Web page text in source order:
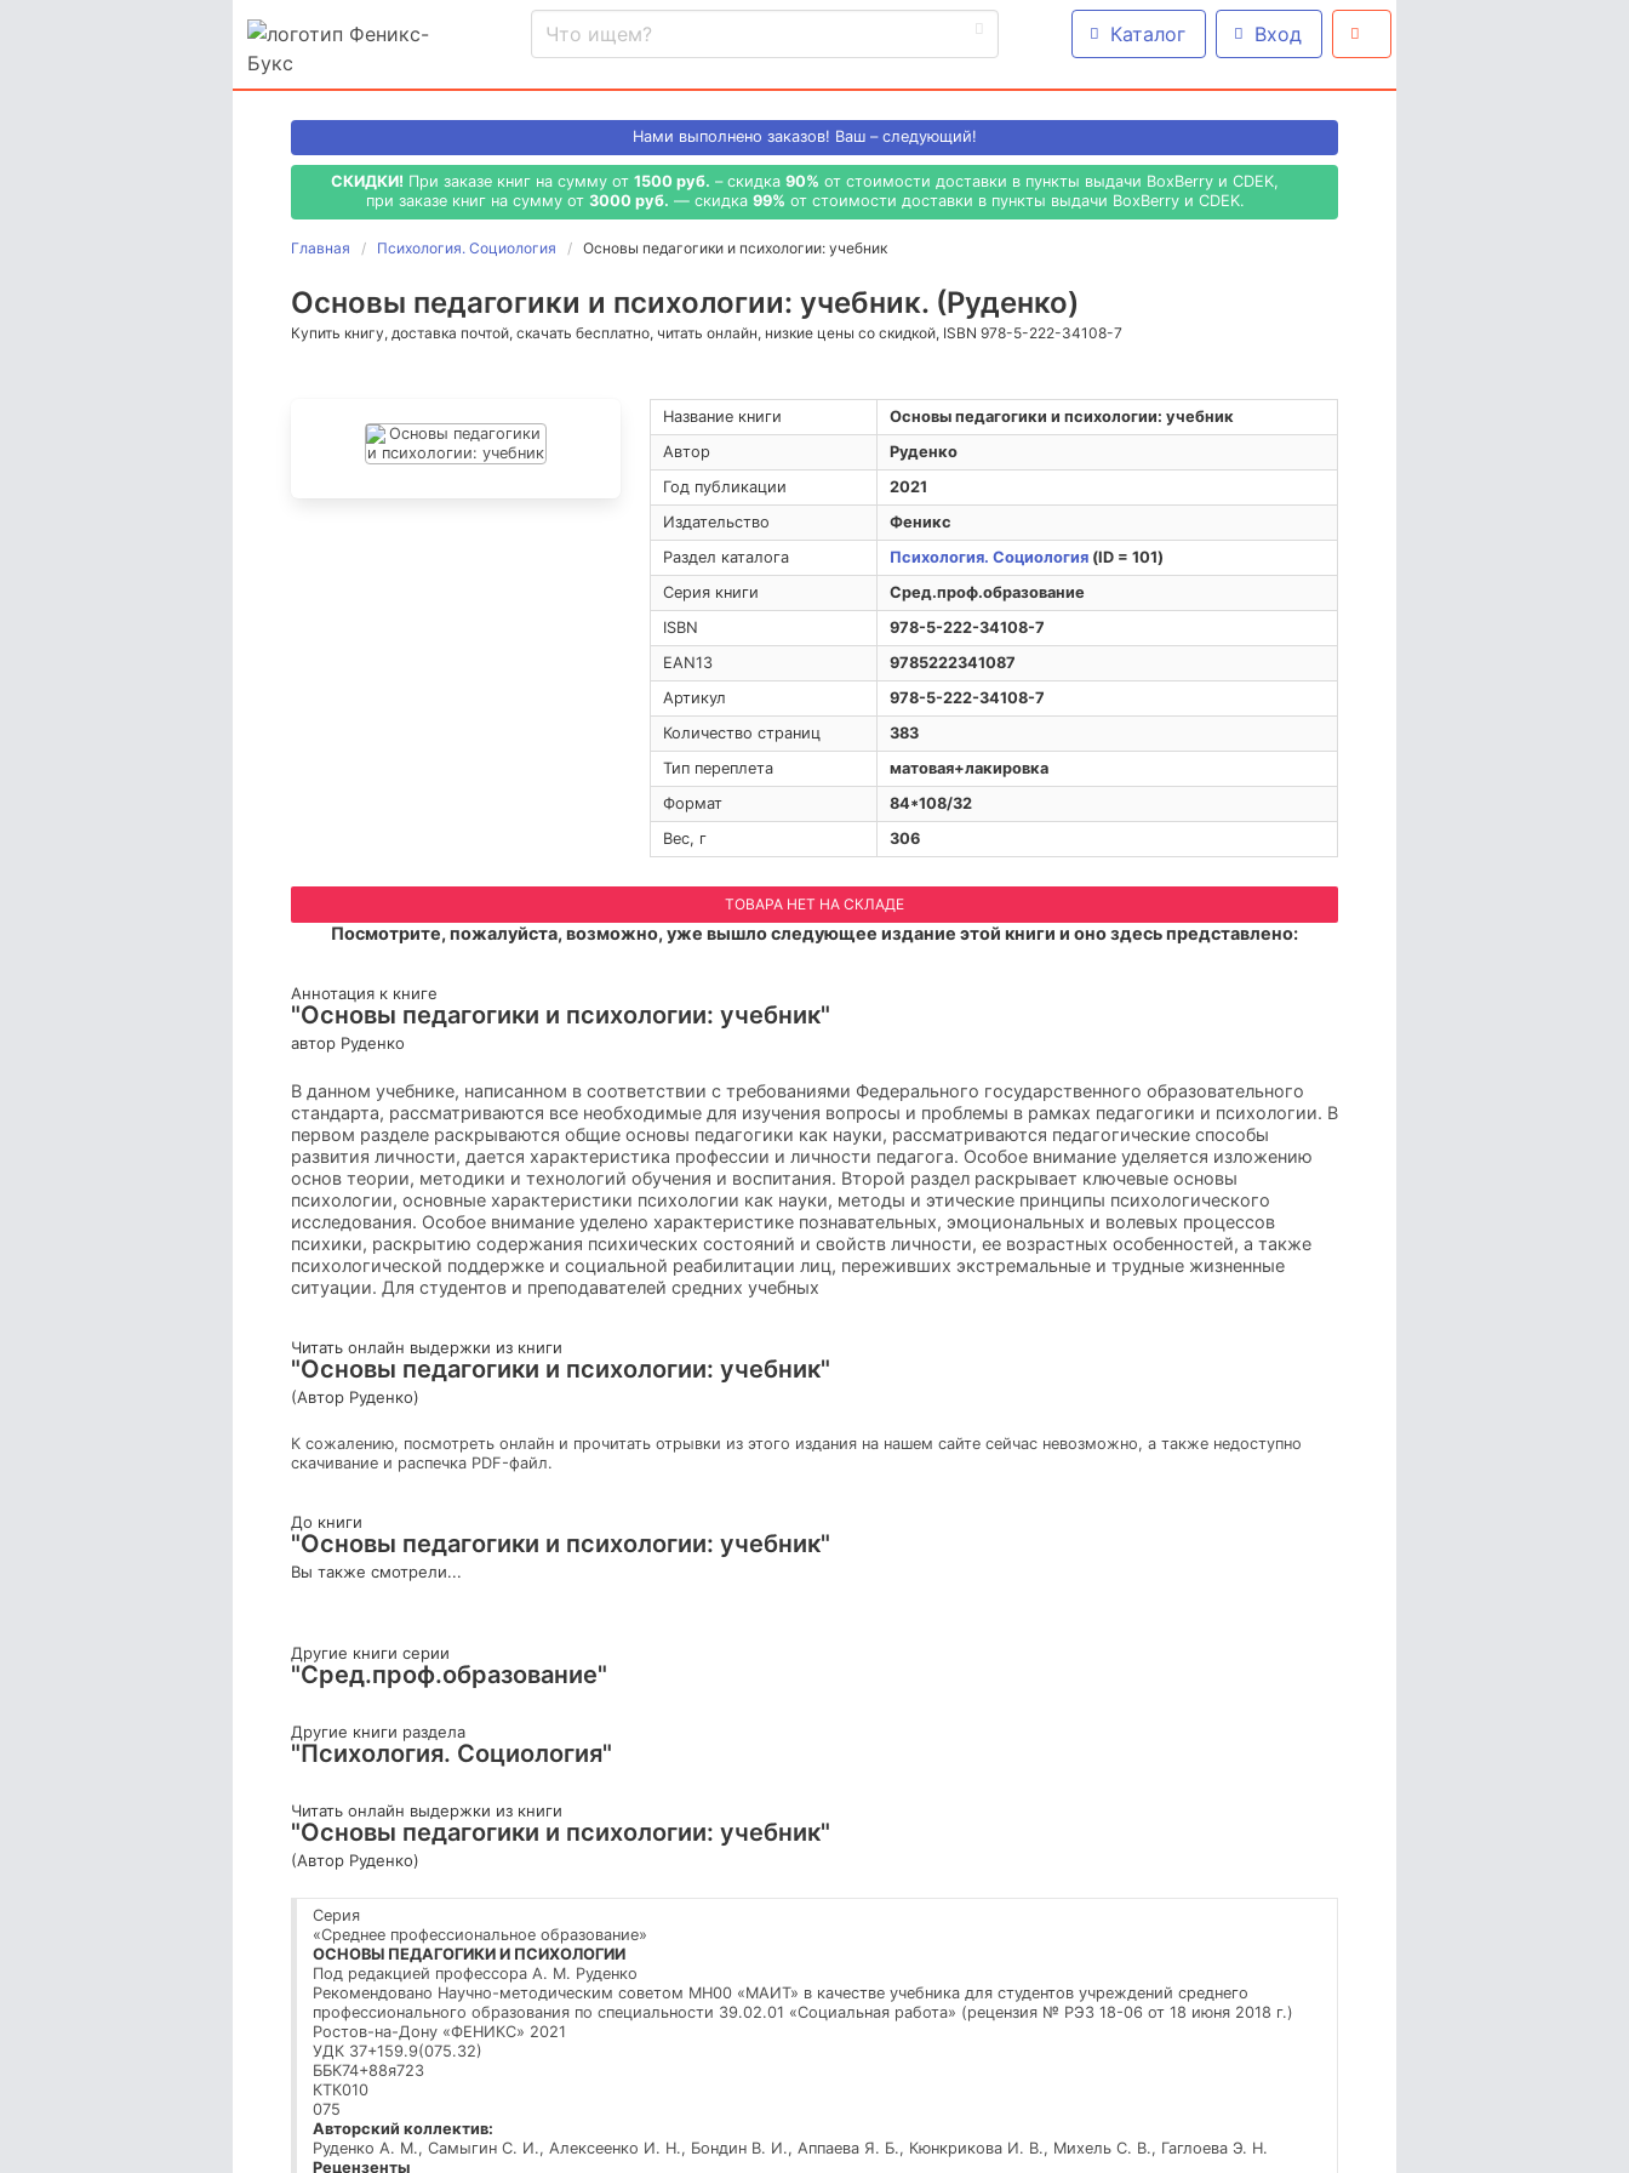
Каталог Вход
Нами выполнено заказов! Ваш – следующий!
СКИДКИ! При заказе книг на сумму от 1500 руб. – скидка 90% от стоимости доставки в пункты выдачи BoxBerry и CDEK,
при заказе книг на сумму от 3000 руб. — скидка 99% от стоимости доставки в пункты выдачи BoxBerry и CDEK.
Главная Психология. Социология Основы педагогики и психологии: учебник
Основы педагогики и психологии: учебник. (Руденко)
Купить книгу, доставка почтой, скачать бесплатно, читать онлайн, низкие цены со скидкой, ISBN 978-5-222-34108-7
Название книги
Основы педагогики и психологии: учебник
Автор
Руденко
Год публикации
2021
Издательство
Феникс
Раздел каталога
Психология. Социология(ID = 101)
Серия книги
Сред.проф.образование
ISBN
978-5-222-34108-7
EAN13
9785222341087
Артикул
978-5-222-34108-7
Количество страниц
383
Тип переплета
матовая+лакировка
Формат
84*108/32
Вес, г
306
ТОВАРА НЕТ НА СКЛАДЕ
Посмотрите, пожалуйста, возможно, уже вышло следующее издание этой книги и оно здесь представлено:
Аннотация к книге
"Основы педагогики и психологии: учебник"
автор Руденко
В данном учебнике, написанном в соответствии с требованиями Федерального государственного образовательного
стандарта, рассматриваются все необходимые для изучения вопросы и проблемы в рамках педагогики и психологии. В
первом разделе раскрываются общие основы педагогики как науки, рассматриваются педагогические способы
развития личности, дается характеристика профессии и личности педагога. Особое внимание уделяется изложению
основ теории, методики и технологий обучения и воспитания. Второй раздел раскрывает ключевые основы
психологии, основные характеристики психологии как науки, методы и этические принципы психологического
исследования. Особое внимание уделено характеристике познавательных, эмоциональных и волевых процессов
психики, раскрытию содержания психических состояний и свойств личности, ее возрастных особенностей, а также
психологической поддержке и социальной реабилитации лиц, переживших экстремальные и трудные жизненные
ситуации. Для студентов и преподавателей средних учебных
Читать онлайн выдержки из книги
"Основы педагогики и психологии: учебник"
(Автор Руденко)
К сожалению, посмотреть онлайн и прочитать отрывки из этого издания на нашем сайте сейчас невозможно, а также недоступно
скачивание и распечка PDF-файл.
До книги
"Основы педагогики и психологии: учебник"
Вы также смотрели...
Другие книги серии
"Сред.проф.образование"
Другие книги раздела
"Психология. Социология"
Читать онлайн выдержки из книги
"Основы педагогики и психологии: учебник"
(Автор Руденко)
Серия
«Среднее профессиональное образование»
ОСНОВЫ ПЕДАГОГИКИ И ПСИХОЛОГИИ
Под редакцией профессора А. М. Руденко
Рекомендовано Научно-методическим советом МН00 «МАИТ» в качестве учебника для студентов учреждений среднего
профессионального образования по специальности 39.02.01 «Социальная работа» (рецензия № РЭЗ 18-06 от 18 июня 2018 г.)
Ростов-на-Дону «ФЕНИКС» 2021
УДК 37+159.9(075.32)
ББК74+88я723
КТК010
075
Авторский коллектив:
Руденко А. М., Самыгин С. И., Алексеенко И. Н., Бондин В. И., Аппаева Я. Б., Кюнкрикова И. В., Михель С. В., Гаглоева Э. Н.
Рецензенты